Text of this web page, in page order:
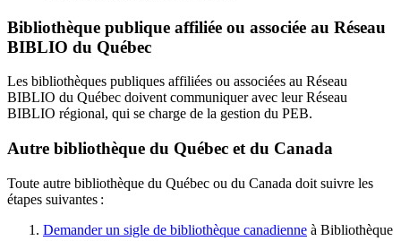
Bibliothèque publique affiliée ou associée au Réseau
BIBLIO du Québec
Les bibliothèques publiques affiliées ou associées au Réseau
BIBLIO du Québec doivent communiquer avec leur Réseau
BIBLIO régional, qui se charge de la gestion du PEB.
Autre bibliothèque du Québec et du Canada
Toute autre bibliothèque du Québec ou du Canada doit suivre les
étapes suivantes :
Demander un sigle de bibliothèque canadienne à Bibliothèque